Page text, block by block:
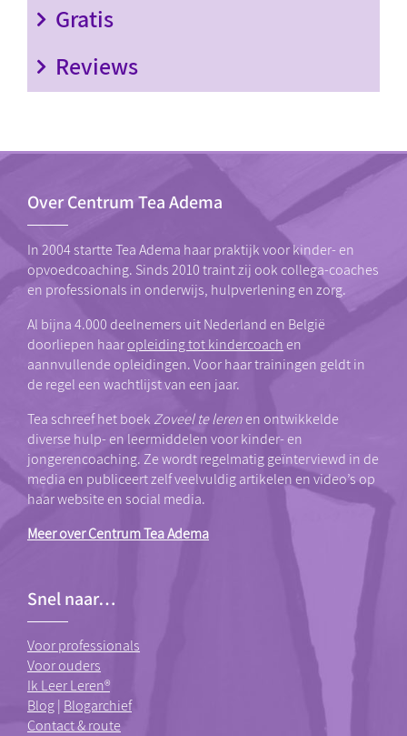
Gratis
Reviews
Over Centrum Tea Adema
In 2004 startte Tea Adema haar praktijk voor kinder- en
opvoedcoaching. Sinds 2010 traint zij ook collega-coaches
en professionals in onderwijs, hulpverlening en zorg.
Al bijna 4.000 deelnemers uit Nederland en België
doorliepen haaropleiding tot kindercoachen
aannvullende opleidingen. Voor haar trainingen geldt in
de regel een wachtlijst van een jaar.
Tea schreef het boek Zoveel te lerenen ontwikkelde
diverse hulp- en leermiddelen voor kinder- en
jongerencoaching. Ze wordt regelmatig geïnterviewd in de
media en publiceert zelf veelvuldig artikelen en video’s op
haar website en social media.
Meer over Centrum Tea Adema
Snel naar…
Voor professionals
Voor ouders
Ik Leer Leren®
Blog| Blogarchief
Contact & route